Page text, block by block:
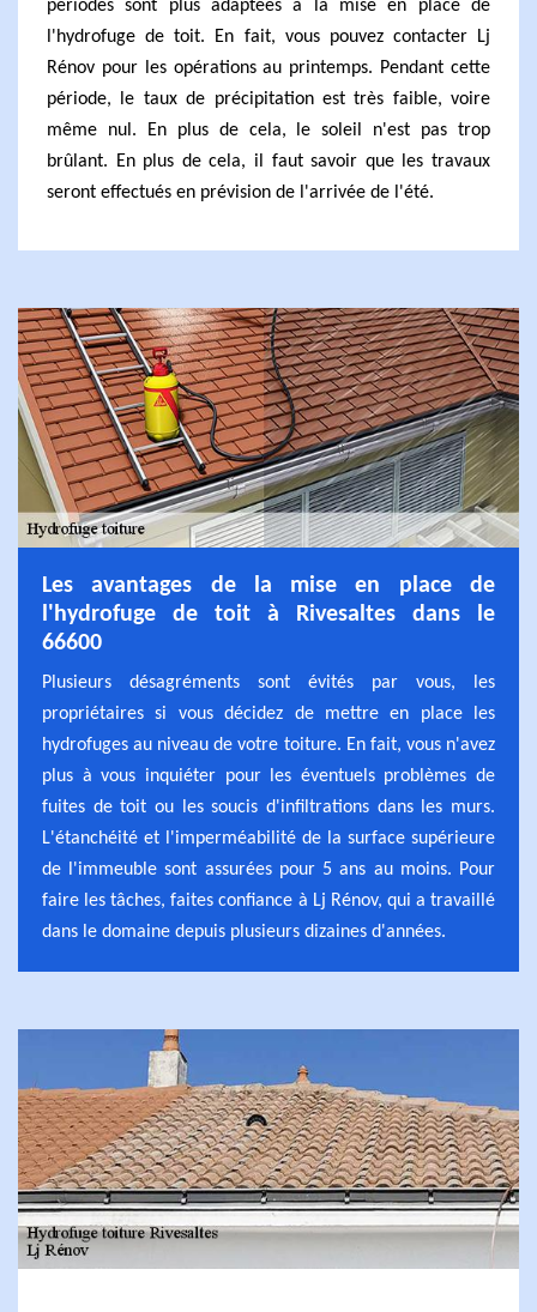
périodes sont plus adaptées à la mise en place de
l'hydrofuge de toit. En fait, vous pouvez contacter Lj
Rénov pour les opérations au printemps. Pendant cette
période, le taux de précipitation est très faible, voire
même nul. En plus de cela, le soleil n'est pas trop
brûlant. En plus de cela, il faut savoir que les travaux
seront effectués en prévision de l'arrivée de l'été.
Les avantages de la mise en place de
l'hydrofuge de toit à Rivesaltes dans le
66600
Plusieurs désagréments sont évités par vous, les
propriétaires si vous décidez de mettre en place les
hydrofuges au niveau de votre toiture. En fait, vous n'avez
plus à vous inquiéter pour les éventuels problèmes de
fuites de toit ou les soucis d'infiltrations dans les murs.
L'étanchéité et l'imperméabilité de la surface supérieure
de l'immeuble sont assurées pour 5 ans au moins. Pour
faire les tâches, faites confiance à Lj Rénov, qui a travaillé
dans le domaine depuis plusieurs dizaines d'années.